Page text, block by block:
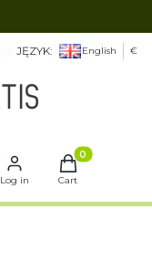
JĘZYK: English €
Log in
Products in
Cart